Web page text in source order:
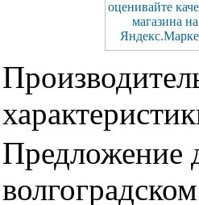
Предложение